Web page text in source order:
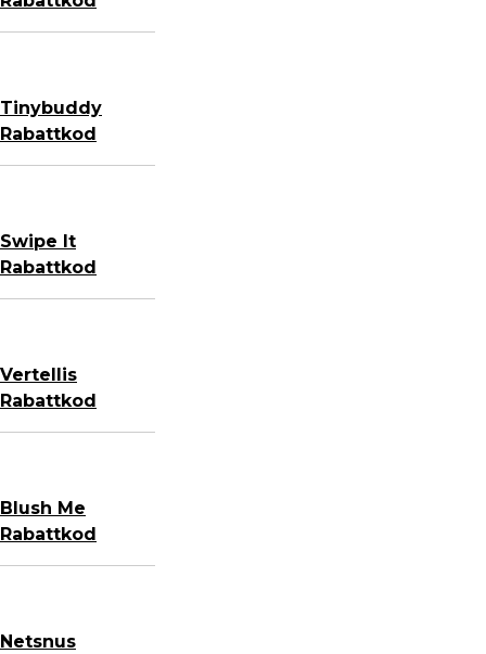
Tinybuddy
Rabattkod
Swipe It
Rabattkod
Vertellis
Rabattkod
Blush Me
Rabattkod
Netsnus